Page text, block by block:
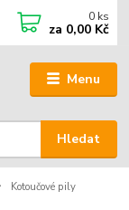
Menu
Hledat
0 ks
za 0,00 Kč
Kotoučové pily